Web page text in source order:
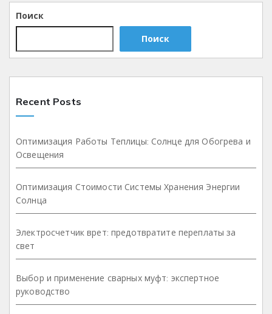
Поиск
Поиск
Recent Posts
Оптимизация Работы Теплицы: Солнце для Обогрева и
Освещения
Оптимизация Стоимости Системы Хранения Энергии
Солнца
Электросчетчик врет: предотвратите переплаты за
свет
Выбор и применение сварных муфт: экспертное
руководство